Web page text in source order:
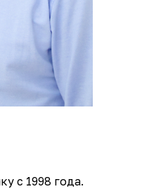
с 1998 года.